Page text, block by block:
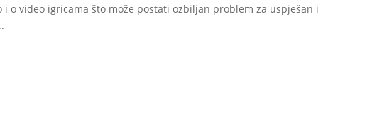
o video igricama što može postati ozbiljan problem za uspješan i